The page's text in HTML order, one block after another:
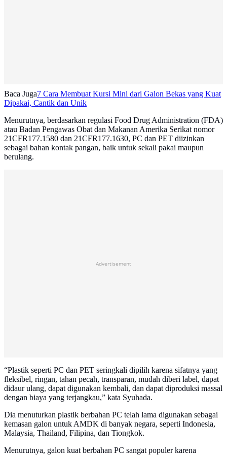
Baca Juga7 Cara Membuat Kursi Mini dari Galon Bekas yang Kuat
Dipakai, Cantik dan Unik
Menurutnya, berdasarkan regulasi Food Drug Administration (FDA)
atau Badan Pengawas Obat dan Makanan Amerika Serikat nomor
21CFR177.1580 dan 21CFR177.1630, PC dan PET diizinkan
sebagai bahan kontak pangan, baik untuk sekali pakai maupun
berulang.
Advertisement
“Plastik seperti PC dan PET seringkali dipilih karena sifatnya yang
fleksibel, ringan, tahan pecah, transparan, mudah diberi label, dapat
didaur ulang, dapat digunakan kembali, dan dapat diproduksi massal
dengan biaya yang terjangkau,” kata Syuhada.
Dia menuturkan plastik berbahan PC telah lama digunakan sebagai
kemasan galon untuk AMDK di banyak negara, seperti Indonesia,
Malaysia, Thailand, Filipina, dan Tiongkok.
Menurutnya, galon kuat berbahan PC sangat populer karena